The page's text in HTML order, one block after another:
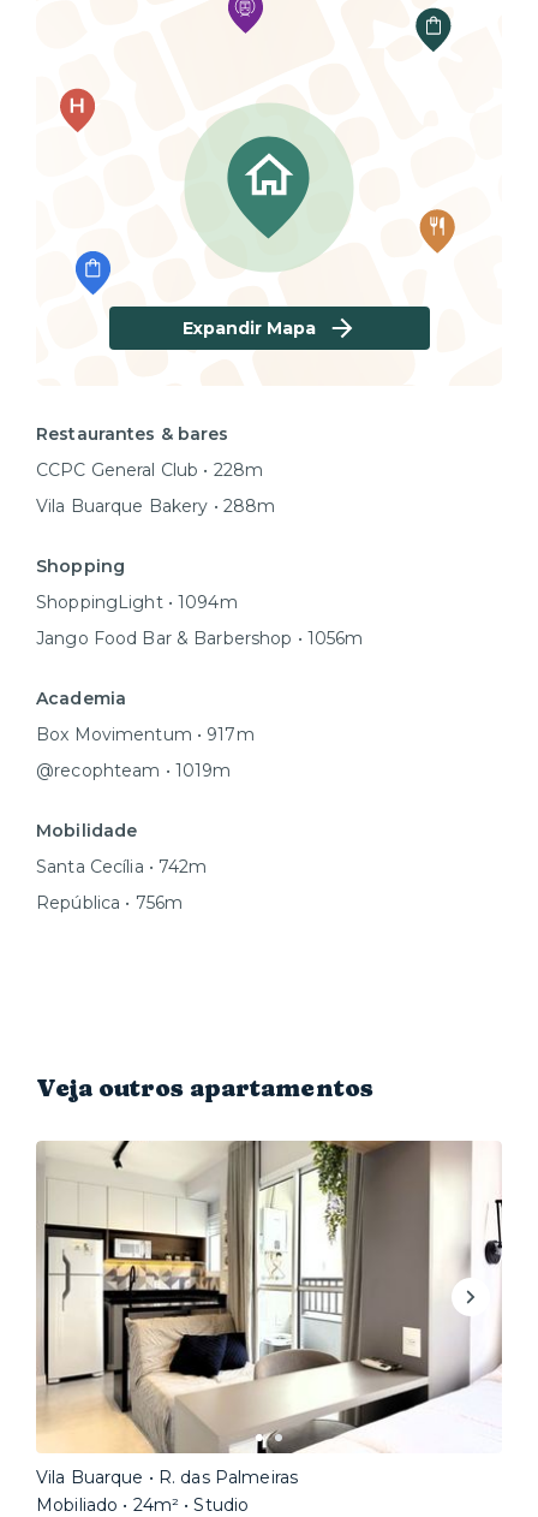
Expandir Mapa
Restaurantes & bares
CCPC General Club • 228m
Vila Buarque Bakery • 288m
Shopping
ShoppingLight • 1094m
Jango Food Bar & Barbershop • 1056m
Academia
Box Movimentum • 917m
@recophteam • 1019m
Mobilidade
Santa Cecília • 742m
República • 756m
Veja outros apartamentos
Vila Buarque • R. das Palmeiras
Mobiliado • 24m² • Studio